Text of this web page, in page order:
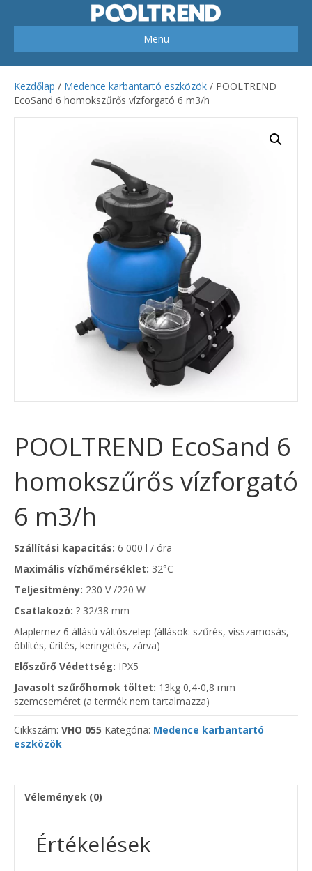
Menü
Kezdőlap / Medence karbantartó eszközök / POOLTREND
EcoSand 6 homokszűrős vízforgató 6 m3/h
POOLTREND EcoSand 6
homokszűrős vízforgató
6 m3/h
Szállítási kapacitás: 6 000 l / óra
Maximális vízhőmérséklet: 32°C
Teljesítmény: 230 V /220 W
Csatlakozó: ? 32/38 mm
Alaplemez 6 állású váltószelep (állások: szűrés, visszamosás,
öblítés, ürítés, keringetés, zárva)
Előszűrő Védettség: IPX5
Javasolt szűrőhomok töltet: 13kg 0,4-0,8 mm
szemcseméret (a termék nem tartalmazza)
Cikkszám: VHO 055 Kategória: Medence karbantartó
eszközök
Vélemények (0)
Értékelések